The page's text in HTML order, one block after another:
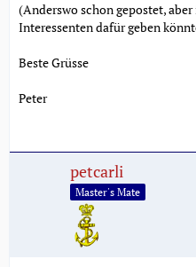
(Anderswo schon gepostet,
Interessenten dafür geben
Beste Grüsse
Peter
petcarli
Master's Mate